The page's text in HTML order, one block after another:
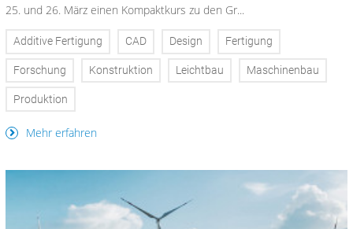
25. und 26. März einen Kompaktkurs zu den Gr...
Additive Fertigung CAD Design Fertigung
Forschung Konstruktion Leichtbau Maschinenbau
Produktion
Mehr erfahren